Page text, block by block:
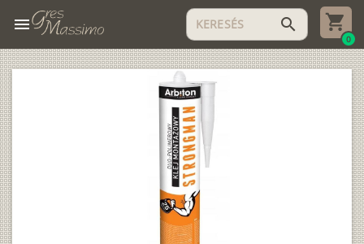
menu search
0